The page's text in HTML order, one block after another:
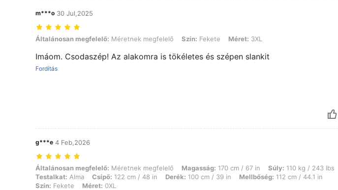
m***o 30 Jul,2025
Általánosan megfelelő: Méretnek megfelelő, Szín: Fekete, Méret: 3XL
Általánosan megfelelő: Méretnek megfelelő Szín: Fekete Méret: 3XL
Imáom. Csodaszép! Az alakomra is tökéletes és szépen slankit
Fordítás
g***e 4 Feb,2026
Általánosan megfelelő: Méretnek megfelelő, Magasság: 170 cm / 67 in, Súly: 110 kg / 243 lbs, Testalkat:
Általánosan megfelelő: Méretnek megfelelő Magasság: 170 cm / 67 in Súly: 110 kg / 243 lbs
Testalkat: Alma Csípő: 122 cm / 48 in Derék: 100 cm / 39 in Mellbőség: 112 cm / 44.1 in
Szín: Fekete Méret: 0XL